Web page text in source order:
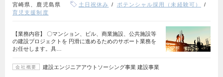
宮崎県、鹿児島県
土日祝休み
ポテンシャル採用（未経験可）
育児支援制度
【業務内容】 〇マンション、ビル、商業施設、公共施設等
の建設プロジェクトを 円滑に進めるためのサポート業務を
お任せします。具…
会社概要 建設エンジニアアウトソーシング事業 建設事業